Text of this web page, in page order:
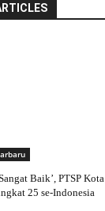
Baik’, PTSP Kota
25 se-Indonesia